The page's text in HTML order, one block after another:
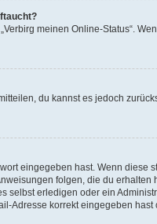
meinen Online-Status“.
du kannst es jedoch
eingegeben hast. Wenn diese
folgen, die du
erledigen oder ein
Adresse korrekt eingegeben